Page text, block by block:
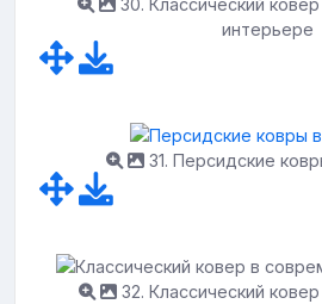
30. Классический
интерьере
31. Персидские
32. Классический